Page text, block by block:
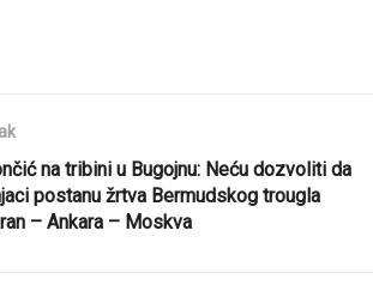
na tribini u Bugojnu: Neću dozvoliti da
postanu žrtva Bermudskog trougla
– Ankara – Moskva